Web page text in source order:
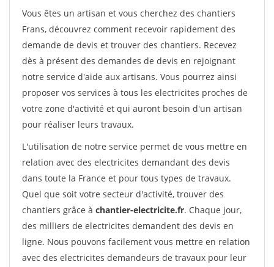
Vous êtes un artisan et vous cherchez des chantiers
Frans, découvrez comment recevoir rapidement des
demande de devis et trouver des chantiers. Recevez
dès à présent des demandes de devis en rejoignant
notre service d'aide aux artisans. Vous pourrez ainsi
proposer vos services à tous les electricites proches de
votre zone d'activité et qui auront besoin d'un artisan
pour réaliser leurs travaux.
L'utilisation de notre service permet de vous mettre en
relation avec des electricites demandant des devis
dans toute la France et pour tous types de travaux.
Quel que soit votre secteur d'activité, trouver des
chantiers grâce à chantier-electricite.fr. Chaque jour,
des milliers de electricites demandent des devis en
ligne. Nous pouvons facilement vous mettre en relation
avec des electricites demandeurs de travaux pour leur